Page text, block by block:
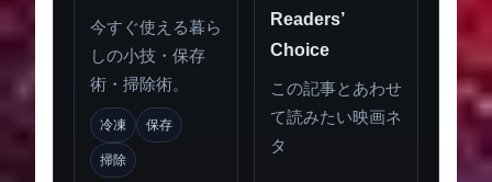
今すぐ使える暮ら
しの小技・保存
術・掃除術。
冷凍 保存
掃除
Readers’
Choice
この記事とあわせ
て読みたい映画ネ
タ